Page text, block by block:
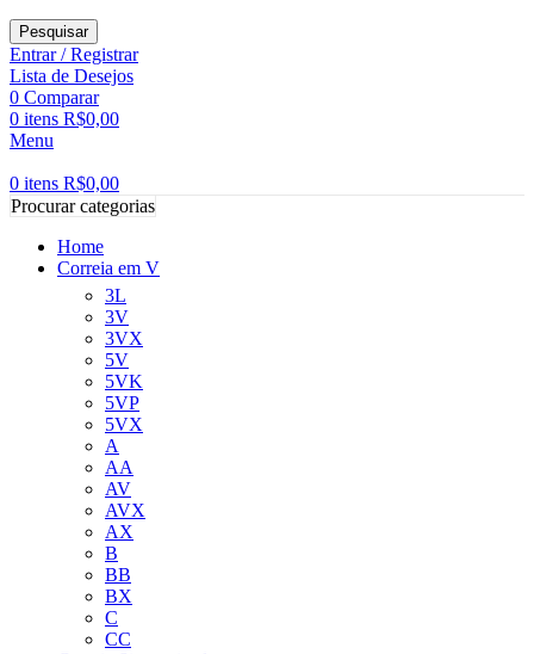
Pesquisar
Entrar / Registrar
Lista de Desejos
0 Comparar
0 itens R$0,00
Menu
0 itens R$0,00
Procurar categorias
Home
Correia em V
3L
3V
3VX
5V
5VK
5VP
5VX
A
AA
AV
AVX
AX
B
BB
BX
C
CC